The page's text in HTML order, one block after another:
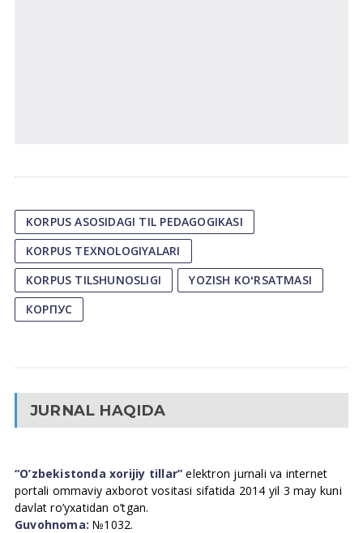
KORPUS ASOSIDAGI TIL PEDAGOGIKASI
KORPUS TEXNOLOGIYALARI
KORPUS TILSHUNOSLIGI
YOZISH KOʻRSATMASI
КОРПУС
JURNAL HAQIDA
“O’zbekistonda xorijiy tillar” elektron jurnali va internet
portali ommaviy axborot vositasi sifatida 2014 yil 3 may kuni
davlat ro’yxatidan o’tgan.
Guvohnoma: №1032.